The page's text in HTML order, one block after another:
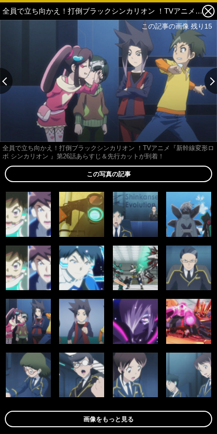
全員で立ち向かえ！打倒ブラックシンカリオン ！TVアニメ『新幹線変形ロボ シンカリオン 』第26話あらすじ＆先行カットが到着！ 9枚目の写真・画像
全員で立ち向かえ！打倒ブラックシンカリオン ！TVアニメ『新幹線変形ロ
ボ シンカリオン 』第26話あらすじ＆先行カットが到着！
この写真の記事
画像をもっと見る
この記事の画像 残り15